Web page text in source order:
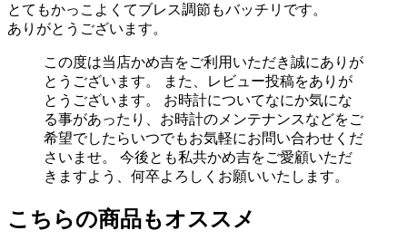
とてもかっこよくてブレス調節もバッチリです。
ありがとうございます。
この度は当店かめ吉をご利用いただき誠にありが
とうございます。 また、レビュー投稿をありが
とうございます。 お時計についてなにか気にな
る事があったり、お時計のメンテナンスなどをご
希望でしたらいつでもお気軽にお問い合わせくだ
さいませ。 今後とも私共かめ吉をご愛顧いただ
きますよう、何卒よろしくお願いいたします。
こちらの商品もオススメ